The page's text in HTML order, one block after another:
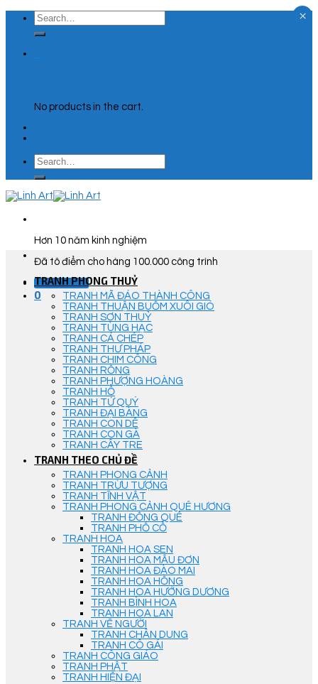
Skip
content
Search
for:
No products in the cart.
Search
for:
Hơn 10 năm kinh nghiệm
Đã tô điểm cho hàng 100.000 công trình
Góc Tư Vấn
0
TRANH PHONG THUỶ
TRANH MÃ ĐÁO THÀNH CÔNG
TRANH THUẬN BUỒM XUÔI GIÓ
TRANH SƠN THUỶ
TRANH TÙNG HẠC
TRANH CÁ CHÉP
TRANH THƯ PHÁP
TRANH CHIM CÔNG
TRANH RỒNG
TRANH PHƯỢNG HOÀNG
TRANH HỔ
TRANH TỨ QUÝ
TRANH ĐẠI BÀNG
TRANH CON DÊ
TRANH CON GÀ
TRANH CÂY TRE
TRANH THEO CHỦ ĐỀ
TRANH PHONG CẢNH
TRANH TRỪU TƯỢNG
TRANH TĨNH VẬT
TRANH PHONG CẢNH QUÊ HƯƠNG
TRANH ĐỒNG QUÊ
TRANH PHỐ CỔ
TRANH HOA
TRANH HOA SEN
TRANH HOA MẪU ĐƠN
TRANH HOA ĐÀO MAI
TRANH HOA HỒNG
TRANH HOA HƯỚNG DƯƠNG
TRANH BÌNH HOA
TRANH HOA LAN
TRANH VẼ NGƯỜI
TRANH CHÂN DUNG
TRANH CÔ GÁI
TRANH CÔNG GIÁO
TRANH PHẬT
TRANH HIỆN ĐẠI
×